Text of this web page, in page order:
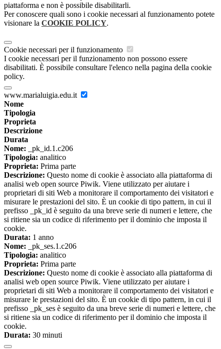
piattaforma e non è possibile disabilitarli.
Per conoscere quali sono i cookie necessari al funzionamento potete
visionare la COOKIE POLICY.
Cookie necessari per il funzionamento
I cookie necessari per il funzionamento non possono essere
disabilitati. È possibile consultare l'elenco nella pagina della cookie
policy.
www.marialuigia.edu.it
Nome
Tipologia
Proprieta
Descrizione
Durata
Nome: _pk_id.1.c206
Tipologia: analitico
Proprieta: Prima parte
Descrizione: Questo nome di cookie è associato alla piattaforma di
analisi web open source Piwik. Viene utilizzato per aiutare i
proprietari di siti Web a monitorare il comportamento dei visitatori e
misurare le prestazioni del sito. È un cookie di tipo pattern, in cui il
prefisso _pk_id è seguito da una breve serie di numeri e lettere, che
si ritiene sia un codice di riferimento per il dominio che imposta il
cookie.
Durata: 1 anno
Nome: _pk_ses.1.c206
Tipologia: analitico
Proprieta: Prima parte
Descrizione: Questo nome di cookie è associato alla piattaforma di
analisi web open source Piwik. Viene utilizzato per aiutare i
proprietari di siti Web a monitorare il comportamento dei visitatori e
misurare le prestazioni del sito. È un cookie di tipo pattern, in cui il
prefisso _pk_ses è seguito da una breve serie di numeri e lettere, che
si ritiene sia un codice di riferimento per il dominio che imposta il
cookie.
Durata: 30 minuti